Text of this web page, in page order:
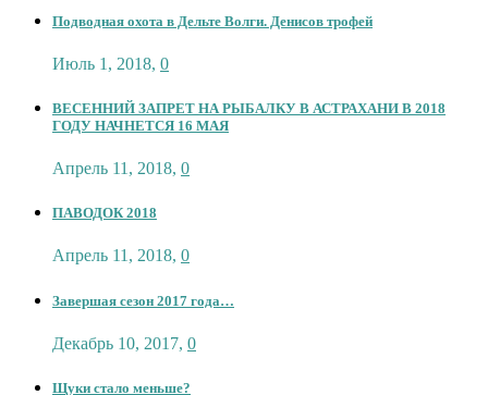
Подводная охота в Дельте Волги. Денисов трофей
Июль 1, 2018, 0
ВЕСЕННИЙ ЗАПРЕТ НА РЫБАЛКУ В АСТРАХАНИ В 2018
ГОДУ НАЧНЕТСЯ 16 МАЯ
Апрель 11, 2018, 0
ПАВОДОК 2018
Апрель 11, 2018, 0
Завершая сезон 2017 года…
Декабрь 10, 2017, 0
Щуки стало меньше?